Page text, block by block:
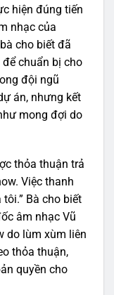
hiện đúng tiến
nhạc của
cho biết đã
chuẩn bị cho
đội ngũ
án, nhưng kết
mong đợi do
thỏa thuận trả
Việc thanh
Bà cho biết
âm nhạc Vũ
do lùm xùm liên
thỏa thuận,
quyền cho